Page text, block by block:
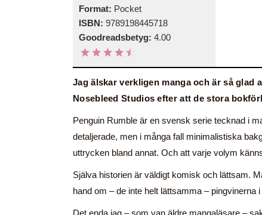
Format: Pocket
ISBN: 9789198445718
Goodreadsbetyg: 4.00
Jag älskar verkligen manga och är så
Nosebleed Studios efter att de stora
Penguin Rumble är en svensk serie tecknad i
detaljerade, men i många fall minimalistiska
uttrycken bland annat. Och att varje volym
Själva historien är väldigt komisk och lättsam.
hand om – de inte helt lättsamma – pingvinerna
Det enda jag – som van äldre mangaläsare –